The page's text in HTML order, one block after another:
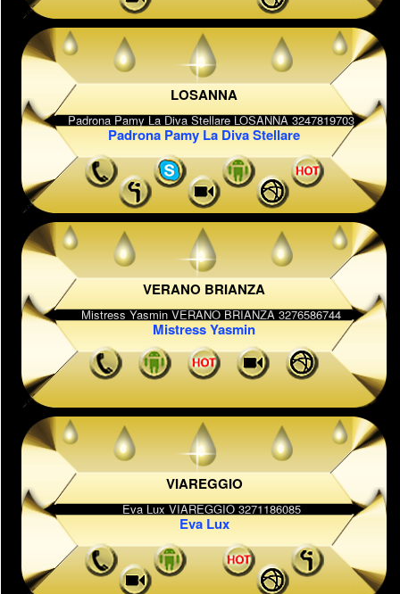
LOSANNA
Padrona Pamy La Diva Stellare
VERANO BRIANZA
Mistress Yasmin
VIAREGGIO
Eva Lux